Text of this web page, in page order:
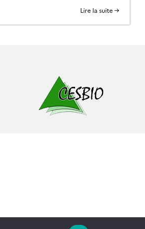
1 et 2). Et bien souvent, ils ne
Lire la suite →